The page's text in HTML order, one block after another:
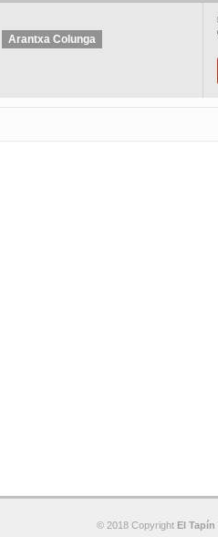
Arantxa Colunga
© 2018 Copyright El Tapín